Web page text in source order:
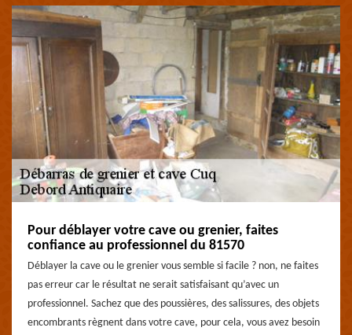
Pour déblayer votre cave ou grenier, faites
confiance au professionnel du 81570
Déblayer la cave ou le grenier vous semble si facile ? non, ne faites
pas erreur car le résultat ne serait satisfaisant qu’avec un
professionnel. Sachez que des poussières, des salissures, des objets
encombrants règnent dans votre cave, pour cela, vous avez besoin